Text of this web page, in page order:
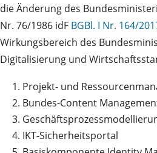
die Änderung des
Nr. 76/1986 idF BGBl. I Nr. 164/
Wirkungsbereich des
Digitalisierung und
1. Projekt- und
2. Bundes-Content
3.
4. IKT-Sicherheitsportal